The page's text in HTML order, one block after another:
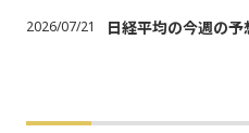
2026/07/21 日経平均の今週の